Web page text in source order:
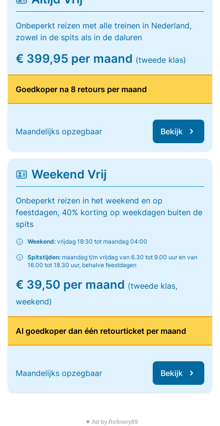
Onbeperkt reizen met alle treinen in Nederland,
zowel in de spits als in de daluren
€ 399,95 per maand (tweede klas)
Goedkoper na 8 retours per maand
Maandelijks opzegbaar Bekijk
Weekend Vrij
Onbeperkt reizen in het weekend en op
feestdagen, 40% korting op weekdagen buiten de
spits
Weekend: vrijdag 18:30 tot maandag 04:00
Spitstijden: maandag t/m vrijdag van 6.30 tot 9.00 uur en van
16.00 tot 18.30 uur, behalve feestdagen
€ 39,50 per maand (tweede klas,
weekend)
Al goedkoper dan één retourticket per maand
Maandelijks opzegbaar Bekijk
▼ Ad by Refinery89